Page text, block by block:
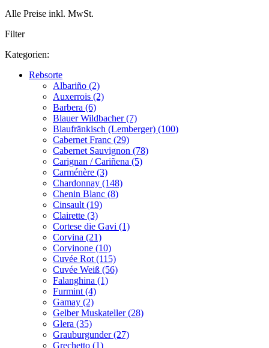
Alle Preise inkl. MwSt.
Filter
Kategorien:
Rebsorte
Albariño (2)
Auxerrois (2)
Barbera (6)
Blauer Wildbacher (7)
Blaufränkisch (Lemberger) (100)
Cabernet Franc (29)
Cabernet Sauvignon (78)
Carignan / Cariñena (5)
Carménère (3)
Chardonnay (148)
Chenin Blanc (8)
Cinsault (19)
Clairette (3)
Cortese die Gavi (1)
Corvina (21)
Corvinone (10)
Cuvée Rot (115)
Cuvée Weiß (56)
Falanghina (1)
Furmint (4)
Gamay (2)
Gelber Muskateller (28)
Glera (35)
Grauburgunder (27)
Grechetto (1)